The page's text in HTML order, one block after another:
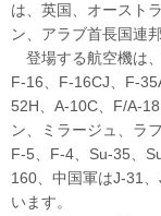
は、英国、オースト
ン、アラブ首長国連
登場する航空機は
F-16、F-16CJ、F-
52H、A-10C、F/A-
ン、ミラージュ、ラ
F-5、F-4、Su-35、
160、中国軍はJ-31
います。